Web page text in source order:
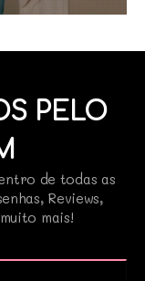
PELO
de todas as
Reviews,
mais!